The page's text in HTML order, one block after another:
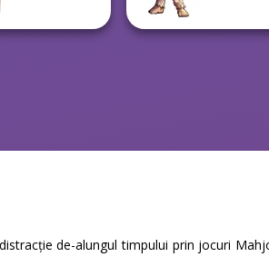
de-alungul timpului prin jocuri